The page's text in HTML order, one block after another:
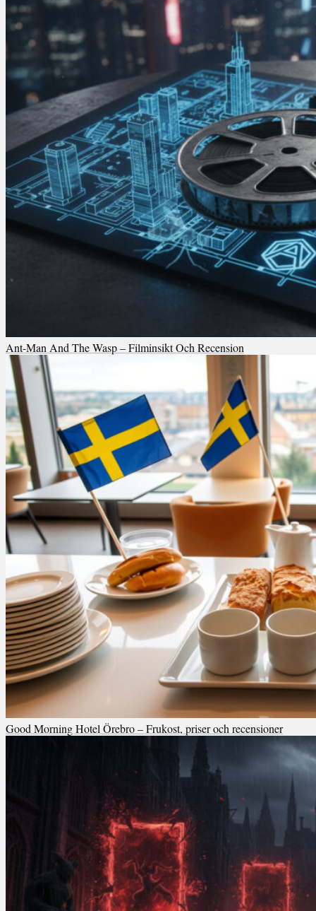
Ant-Man And The Wasp – Filminsikt Och Recension
Good Morning Hotel Örebro – Frukost, priser och recensioner